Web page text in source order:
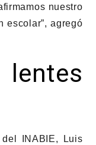
nuestro
escolar”, agregó
INABIE, Luis